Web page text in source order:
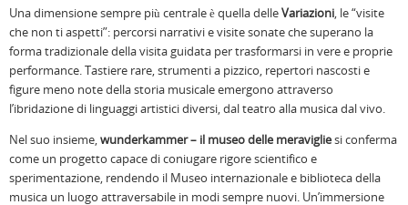
Una dimensione sempre più centrale è quella delleVariazioni, le “visite
che non ti aspetti”: percorsi narrativi e visite sonate che superano la
forma tradizionale della visita guidata per trasformarsi in vere e proprie
performance. Tastiere rare, strumenti a pizzico, repertori nascosti e
figure meno note della storia musicale emergono attraverso
l’ibridazione di linguaggi artistici diversi, dal teatro alla musica dal vivo.
Nel suo insieme,wunderkammer – il museo delle meravigliesi conferma
come un progetto capace di coniugare rigore scientifico e
sperimentazione, rendendo il Museo internazionale e biblioteca della
musica un luogo attraversabile in modi sempre nuovi. Un’immersione